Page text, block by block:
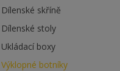
Dílenské skříně
Dílenské stoly
Ukládací boxy
Výklopné botníky